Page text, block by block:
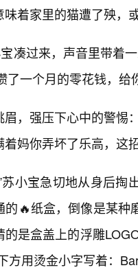
味着家里的猫遭了殃，
宝凑过来，声音里带着
了一个月的零花钱，给
眉，强压下心中的警惕
妈你弄坏了乐高，这
苏小宝急切地从身后
的🔥纸盒，倒像是某
的是盒盖上的浮雕
方用烫金小字写着：